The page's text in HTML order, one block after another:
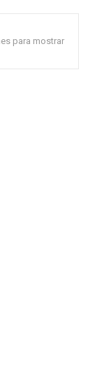
para mostrar